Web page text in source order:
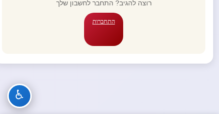
רוצה להגיב? התחבר לחשבון שלך
התחברות
♿